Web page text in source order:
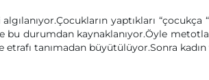
yaptıkları
durumdan kaynaklanıyor.Öyle
etrafı tanımadan büyütülüyor.Sonra